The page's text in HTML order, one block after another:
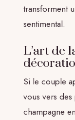
transforment
sentimental.
L’art de
Si le couple
vous vers des
champagne